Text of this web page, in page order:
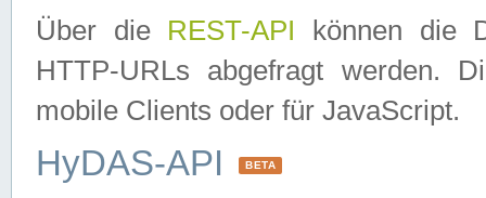
Über die REST-API können die
HTTP-URLs abgefragt werden.
mobile Clients oder für JavaScript.
HyDAS-API BETA